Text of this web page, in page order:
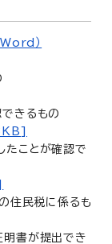
）
きるもの
たことが確認で
住民税に係るも
書が提出でき